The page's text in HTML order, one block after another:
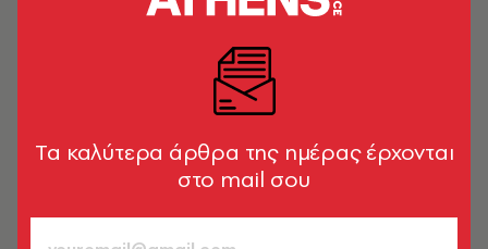
πραγματικά πανέμορφο να είσαι
πιστός σε αυτά που ονειρεύεσαι;»
Συνέντευξη με τη Λένα Παπαληγούρα με αφορμή την
σκηνοθεσία Γιώργου Νανούρη
Tα καλύτερα άρθρα της ημέρας έρχονται
στο mail σου